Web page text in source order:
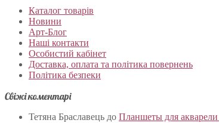
Каталог товарів
Новини
Арт-Блог
Наші контакти
Особистий кабінет
Доставка, оплата та політика повернень
Політика безпеки
Свіжі коментарі
Тетяна Браславець до Планшеты для